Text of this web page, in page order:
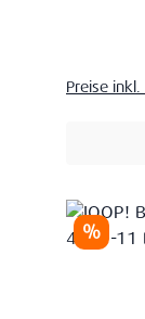
Preise
Rabatt
%